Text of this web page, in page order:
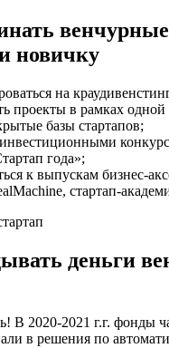
венчурные
новичку
на
проекты в рамках
базы стартапов;
года»;
к выпускам бизнес-
стартап-
деньги
В 2020-2021 г.г. фонды
в решения по